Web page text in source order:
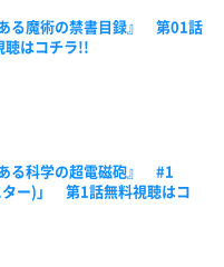
る魔術の禁書目録』 第01話
聴はコチラ!!
る科学の超電磁砲』 #1
ター)」 第1話無料視聴はコ